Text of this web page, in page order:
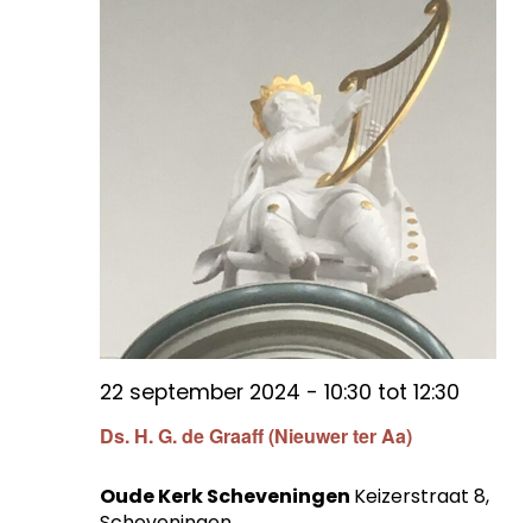
Ds. H. G. de Graaff (Nieuwer ter Aa)
22 september 2024 - 10:30 tot 12:30
Oude Kerk Scheveningen Keizerstraat 8,